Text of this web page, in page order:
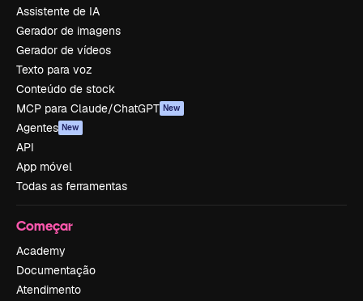
Assistente de IA
Gerador de imagens
Gerador de vídeos
Texto para voz
Conteúdo de stock
MCP para Claude/ChatGPT New
Agentes New
API
App móvel
Todas as ferramentas
Começar
Academy
Documentação
Atendimento